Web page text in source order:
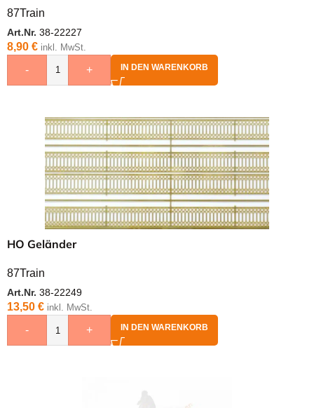
87Train
Art.Nr. 38-22227
8,90 € inkl. MwSt.
- + IN DEN WARENKORB
HO Geländer
87Train
Art.Nr. 38-22249
13,50 € inkl. MwSt.
- + IN DEN WARENKORB